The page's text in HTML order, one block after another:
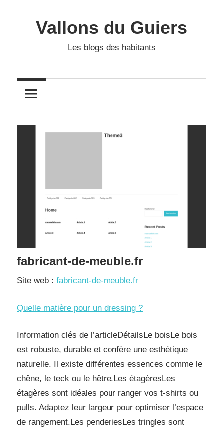
contentVallons du Guiers
Les blogs des habitants
fabricant-de-meuble.fr
Site web : fabricant-de-meuble.fr
Quelle matière pour un dressing ?
Information clés de l’articleDétailsLe boisLe bois
est robuste, durable et confère une esthétique
naturelle. Il existe différentes essences comme le
chêne, le teck ou le hêtre.Les étagèresLes
étagères sont idéales pour ranger vos t-shirts ou
pulls. Adaptez leur largeur pour optimiser l’espace
de rangement.Les penderiesLes tringles sont